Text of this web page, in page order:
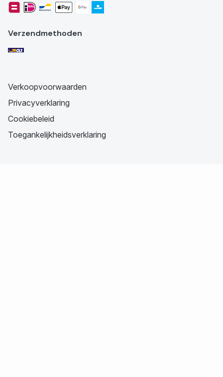
Verzendmethoden
Verkoopvoorwaarden
Privacyverklaring
Cookiebeleid
Toegankelijkheidsverklaring